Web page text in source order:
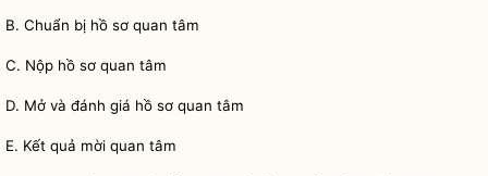
B. Chuẩn bị hồ sơ quan tâm
C. Nộp hồ sơ quan tâm
D. Mở và đánh giá hồ sơ quan tâm
E. Kết quả mời quan tâm